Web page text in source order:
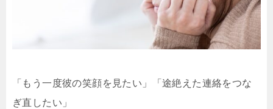
「もう一度彼の笑顔を見たい」「途絶えた連絡をつな
ぎ直したい」